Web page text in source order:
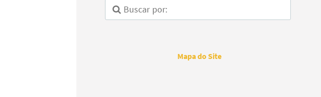
Mapa do Site